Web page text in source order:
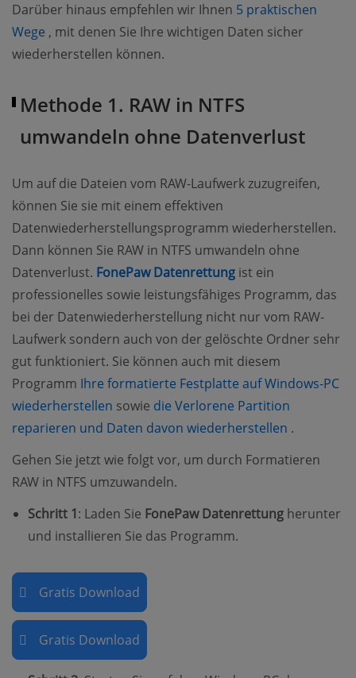
Darüber hinaus empfehlen wir Ihnen 5 praktischen
Wege (opens new window)
, mit denen Sie Ihre wichtigen Daten sicher
wiederherstellen können.
Methode 1. RAW in NTFS
umwandeln ohne Datenverlust
Um auf die Dateien vom RAW-Laufwerk zuzugreifen,
können Sie sie mit einem effektiven
Datenwiederherstellungsprogramm wiederherstellen.
Dann können Sie RAW in NTFS umwandeln ohne
Datenverlust. FonePaw Datenrettung (opens new
ist ein
professionelles sowie leistungsfähiges Programm, das
bei der Datenwiederherstellung nicht nur vom RAW-
Laufwerk sondern auch von der gelöschte Ordner sehr
gut funktioniert. Sie können auch mit diesem
Programm Ihre formatierte Festplatte auf Windows-PC
wiederherstellen (opens new window)
sowie die Verlorene Partition
reparieren und Daten davon wiederherstellen (opens
.
Gehen Sie jetzt wie folgt vor, um durch Formatieren
RAW in NTFS umzuwandeln.
Schritt 1: Laden Sie FonePaw Datenrettung herunter
und installieren Sie das Programm.
Gratis Download
Gratis Download